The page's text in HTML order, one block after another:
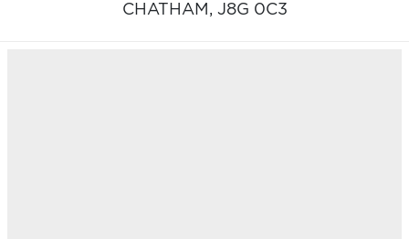
CHATHAM, J8G 0C3